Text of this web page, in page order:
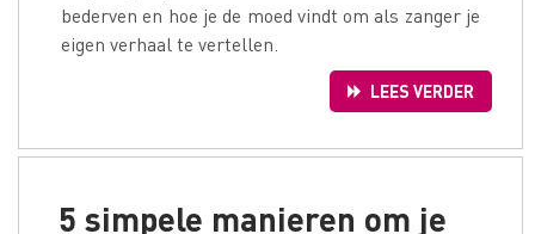
bederven en hoe je de moed vindt om als zanger je
eigen verhaal te vertellen.
LEES VERDER
5 simpele manieren om je